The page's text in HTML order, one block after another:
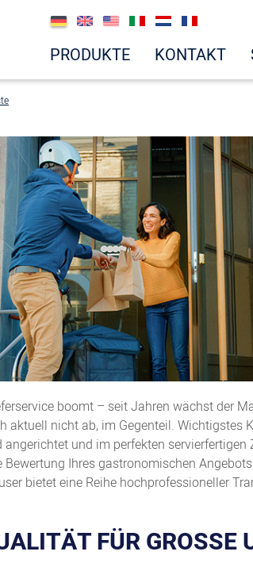
PRODUKTE KONTAKT
boomt – seit Jahren wächst der
aktuell nicht ab, im Gegenteil. Wichtigstes
und im perfekten
Ihres gastronomischen
bietet eine Reihe hochprofessioneller
FÜR GROSSE